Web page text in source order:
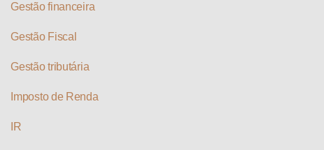
Gestão financeira
Gestão Fiscal
Gestão tributária
Imposto de Renda
IR